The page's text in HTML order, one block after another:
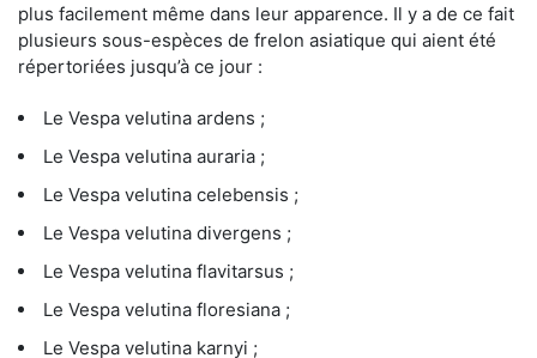
plus facilement même dans leur apparence. Il y a de ce fait
plusieurs sous-espèces de frelon asiatique qui aient été
répertoriées jusqu’à ce jour :
Le Vespa velutina ardens ;
Le Vespa velutina auraria ;
Le Vespa velutina celebensis ;
Le Vespa velutina divergens ;
Le Vespa velutina flavitarsus ;
Le Vespa velutina floresiana ;
Le Vespa velutina karnyi ;